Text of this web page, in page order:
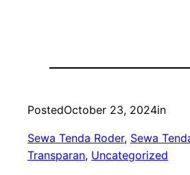
PostedOctober 23, 2024in
Sewa Tenda Roder, Sewa
Transparan, Uncategorized